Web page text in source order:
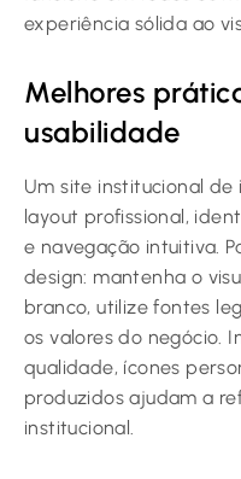
experiência sólida ao
Melhores
usabilidade
Um site institucional
layout profissional,
e navegação intuitiva.
design: mantenha o
branco, utilize fontes
os valores do negócio.
qualidade, ícones
produzidos ajudam a
institucional.